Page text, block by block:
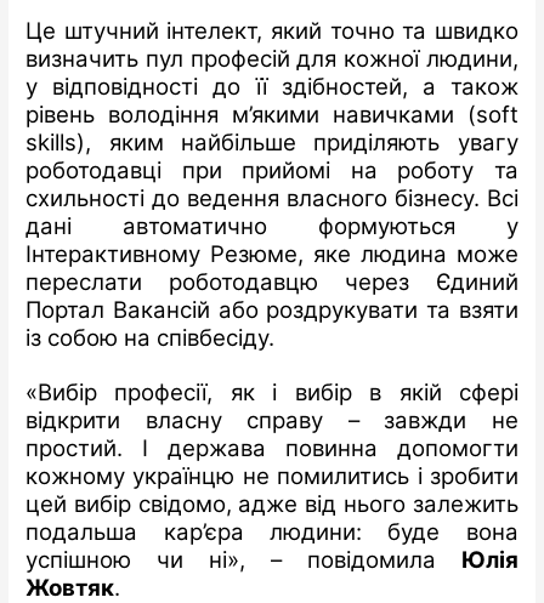
Це штучний інтелект, який точно та швидко
визначить пул професій для кожної людини,
у відповідності до її здібностей, а також
рівень володіння м’якими навичками (soft
skills), яким найбільше приділяють увагу
роботодавці при прийомі на роботу та
схильності до ведення власного бізнесу. Всі
дані автоматично формуються у
Інтерактивному Резюме, яке людина може
переслати роботодавцю через Єдиний
Портал Вакансій або роздрукувати та взяти
із собою на співбесіду.
«Вибір професії, як і вибір в якій сфері
відкрити власну справу – завжди не
простий. І держава повинна допомогти
кожному українцю не помилитись і зробити
цей вибір свідомо, адже від нього залежить
подальша кар’єра людини: буде вона
успішною чи ні», – повідомила Юлія
Жовтяк.